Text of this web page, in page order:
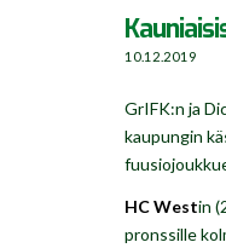
10.12.2019
GrIFK:n ja
kaupungin
HC Westin
pronssille